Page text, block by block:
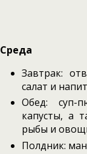
Среда
Завтрак:
салат и
Обед: суп-
капусты, а
рыбы и
Полдник: